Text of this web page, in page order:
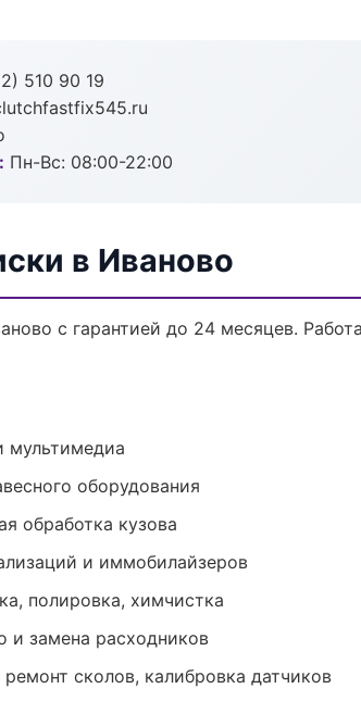
510 90 19
Пн-Вс: 08:00-22:00
в Иваново
с гарантией до 24 месяцев.
мультимедиа
оборудования
обработка кузова
и иммобилайзеров
полировка, химчистка
и замена расходников
сколов, калибровка датчиков